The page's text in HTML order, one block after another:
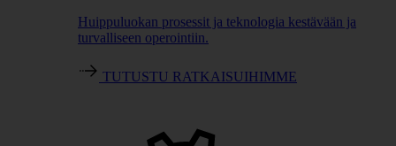
Huippuluokan prosessit ja teknologia kestävään ja
turvalliseen operointiin.
TUTUSTU RATKAISUIHIMME